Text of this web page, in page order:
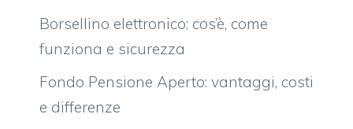
Borsellino elettronico: cos’è, come
funziona e sicurezza
Fondo Pensione Aperto: vantaggi, costi
e differenze